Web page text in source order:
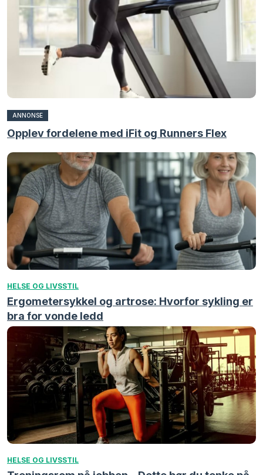
ANNONSE
Opplev fordelene med iFit og Runners Flex
HELSE OG LIVSSTIL
Ergometersykkel og artrose: Hvorfor sykling er
bra for vonde ledd
HELSE OG LIVSSTIL